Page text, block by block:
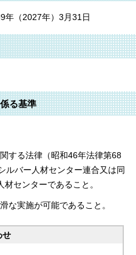
年（2027年）3月31日
る基準
する法律（昭和46年法律第68
ルバー人材センター連合又は同
センターであること。
な実施が可能であること。
せ